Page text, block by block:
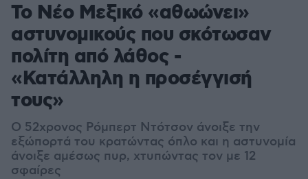
Το Νέο Μεξικό «αθωώνει»
αστυνομικούς που σκότωσαν
πολίτη από λάθος -
«Κατάλληλη η προσέγγισή
τους»
Ο 52χρονος Ρόμπερτ Ντότσον άνοιξε την
εξώπορτά του κρατώντας όπλο και η αστυνομία
άνοιξε αμέσως πυρ, χτυπώντας τον με 12
σφαίρες